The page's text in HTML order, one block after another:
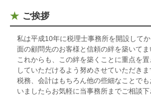
ご挨拶
私は平成10年に税理士事務所を開設して
面の顧問先のお客様と信頼の絆を築いてま
これからも、この絆を築くことに重点を
していただけるよう努めさせていただきま
税務、会計はもちろん他の些細なことで
いましたらお気軽に当事務所までご相談下